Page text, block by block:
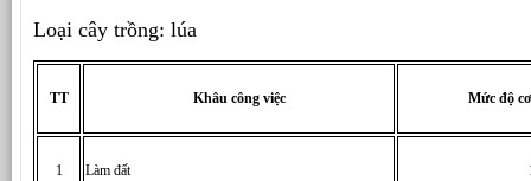
Loại cây trồng: lúa
TT Khâu công việc Mức độ
1 Làm đất